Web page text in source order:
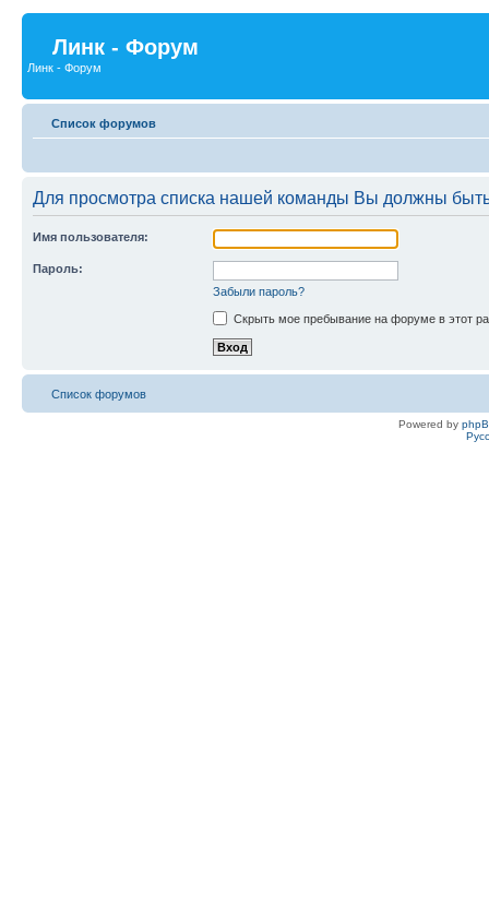
Линк - Форум
Линк - Форум
Список форумов
Для просмотра списка нашей команды Вы должны
Имя пользователя:
Пароль:
Забыли пароль?
Скрыть мое пребывание на форуме в этот
Список форумов
Powered by